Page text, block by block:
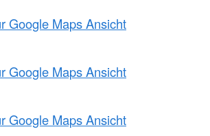
Google Maps Ansicht
Google Maps Ansicht
Google Maps Ansicht